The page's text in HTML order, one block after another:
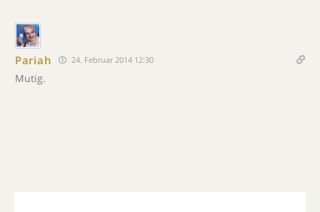
Pariah 24. Februar 2014 12:30
Mutig.